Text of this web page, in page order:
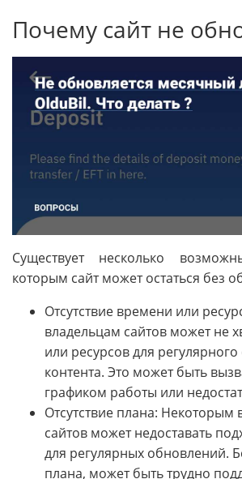
Почему сайт не
Существует несколько
которым сайт может остаться без
Отсутствие времени или
владельцам сайтов может не
или ресурсов для
контента. Это может быть
графиком работы или
Отсутствие плана: Некоторым
сайтов может недоставать
для регулярных обновлений.
плана, может быть трудно